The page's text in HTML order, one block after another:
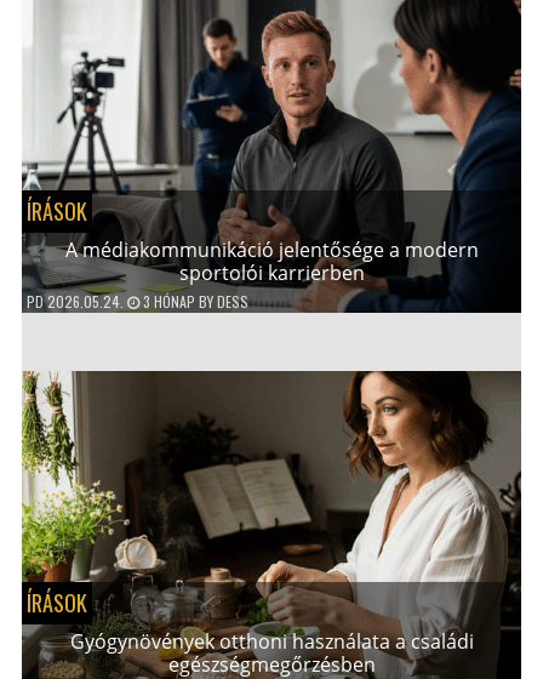
ÍRÁSOK
A médiakommunikáció jelentősége a modern
sportolói karrierben
PD2026.05.24. 3 HÓNAP BYDESS
ÍRÁSOK
Gyógynövények otthoni használata a családi
egészségmegőrzésben